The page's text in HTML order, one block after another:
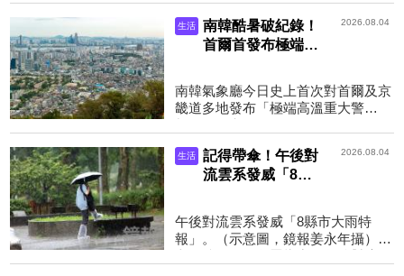
韓持續經歷極端高溫，...
生活
南韓酷暑破紀錄！
首爾首發布極端高
嘆「比柬埔寨更
熱」
2026.08.04
南韓氣象廳今日史上首次對首爾及京
畿道多地發布「極端高溫重大警
刊熱浪席捲南韓，各地彷彿被烈日...
生活
記得帶傘！午後對
流雲系發威「8縣
地區防大雷雨來襲
2026.08.04
午後對流雲系發威「8縣市大雨特
報」。（示意圖，鏡報姜永年攝）圖